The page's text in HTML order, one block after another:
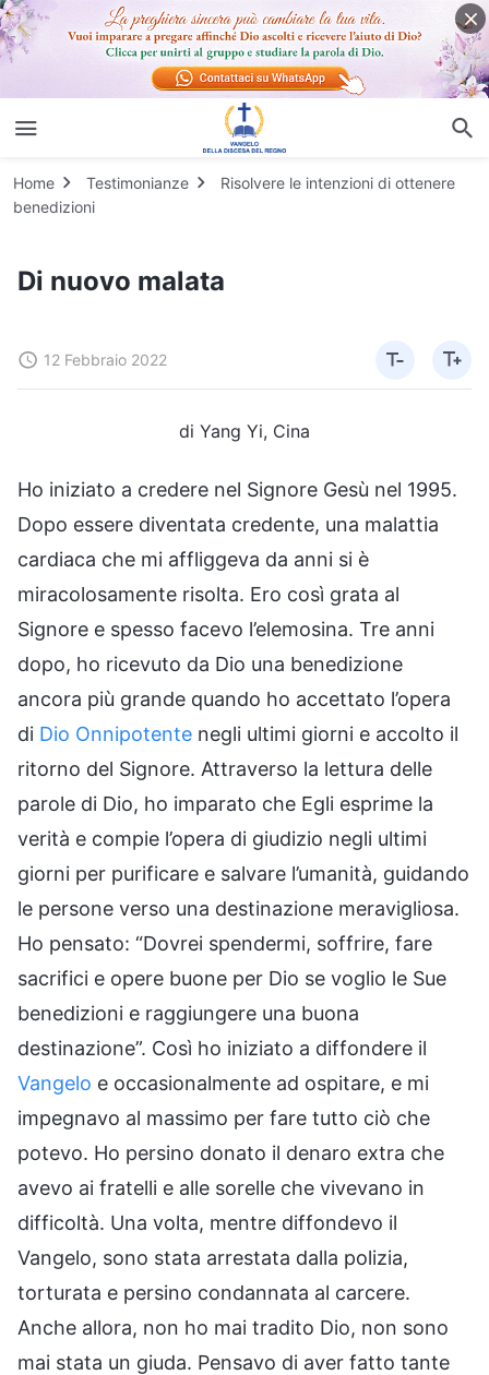
Home Testimonianze
Risolvere le intenzioni di ottenere
benedizioni
Di nuovo malata
12 Febbraio 2022
di Yang Yi, Cina
Ho iniziato a credere nel Signore Gesù nel 1995.
Dopo essere diventata credente, una malattia
cardiaca che mi affliggeva da anni si è
miracolosamente risolta. Ero così grata al
Signore e spesso facevo l’elemosina. Tre anni
dopo, ho ricevuto da Dio una benedizione
ancora più grande quando ho accettato l’opera
di Dio Onnipotente negli ultimi giorni e accolto il
ritorno del Signore. Attraverso la lettura delle
parole di Dio, ho imparato che Egli esprime la
verità e compie l’opera di giudizio negli ultimi
giorni per purificare e salvare l’umanità, guidando
le persone verso una destinazione meravigliosa.
Ho pensato: “Dovrei spendermi, soffrire, fare
sacrifici e opere buone per Dio se voglio le Sue
benedizioni e raggiungere una buona
destinazione”. Così ho iniziato a diffondere il
Vangelo e occasionalmente ad ospitare, e mi
impegnavo al massimo per fare tutto ciò che
potevo. Ho persino donato il denaro extra che
avevo ai fratelli e alle sorelle che vivevano in
difficoltà. Una volta, mentre diffondevo il
Vangelo, sono stata arrestata dalla polizia,
torturata e persino condannata al carcere.
Anche allora, non ho mai tradito Dio, non sono
mai stata un giuda. Pensavo di aver fatto tante